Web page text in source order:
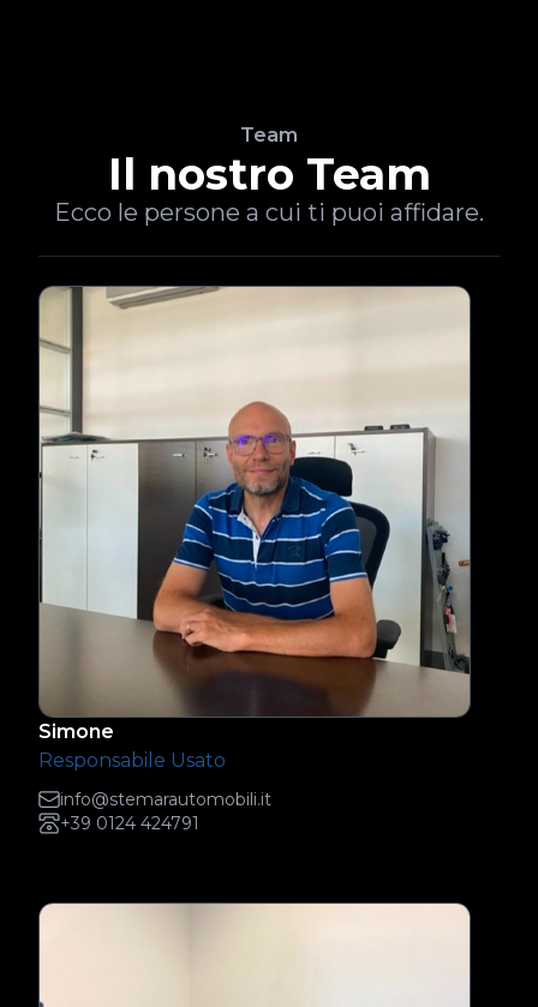
Team
Il nostro Team
Ecco le persone a cui ti puoi affidare.
Simone
Responsabile Usato
info@stemarautomobili.it
+39 0124 424791